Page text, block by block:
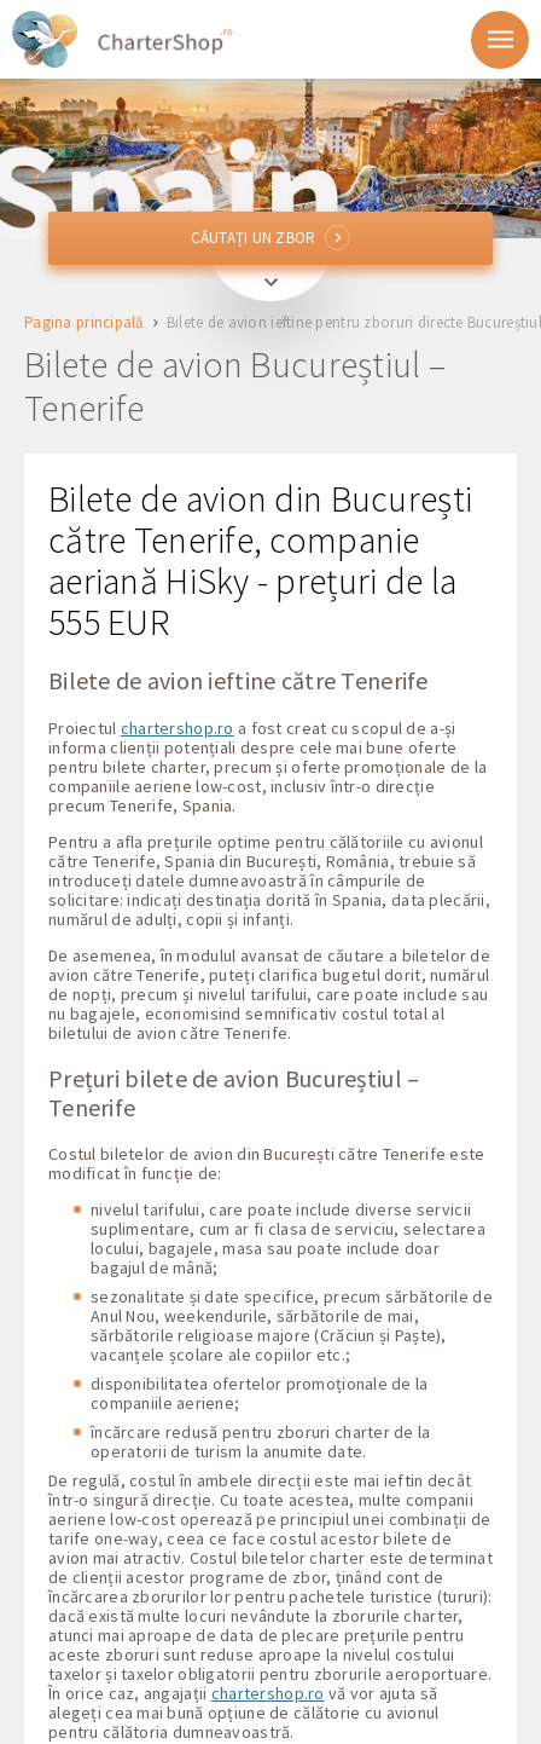
OTP, BBUBucureștiul, România
TFS, TFN Tenerife, Spania
Plecare
1 + 0 + 0
CĂUTAȚI UN ZBOR
CĂUTAȚI UN ZBOR
Pagina principală Bilete de avion ieftine pentru zboruri directe
Bilete de avion Bucureștiul –
Tenerife
Bilete de avion din București
către Tenerife, companie
aeriană HiSky - prețuri de la
555 EUR
Bilete de avion ieftine către Tenerife
Proiectul chartershop.ro a fost creat cu scopul de a-și
informa clienții potențiali despre cele mai bune oferte
pentru bilete charter, precum și oferte promoționale de la
companiile aeriene low-cost, inclusiv într-o direcție
precum Tenerife, Spania.
Pentru a afla prețurile optime pentru călătoriile cu avionul
către Tenerife, Spania din București, România, trebuie să
introduceți datele dumneavoastră în câmpurile de
solicitare: indicați destinația dorită în Spania, data plecării,
numărul de adulți, copii și infanți.
De asemenea, în modulul avansat de căutare a biletelor de
avion către Tenerife, puteți clarifica bugetul dorit, numărul
de nopți, precum și nivelul tarifului, care poate include sau
nu bagajele, economisind semnificativ costul total al
biletului de avion către Tenerife.
Prețuri bilete de avion Bucureștiul –
Tenerife
Costul biletelor de avion din București către Tenerife este
modificat în funcție de:
nivelul tarifului, care poate include diverse servicii
suplimentare, cum ar fi clasa de serviciu, selectarea
locului, bagajele, masa sau poate include doar
bagajul de mână;
sezonalitate și date specifice, precum sărbătorile de
Anul Nou, weekendurile, sărbătorile de mai,
sărbătorile religioase majore (Crăciun și Paște),
vacanțele școlare ale copiilor etc.;
disponibilitatea ofertelor promoționale de la
companiile aeriene;
încărcare redusă pentru zboruri charter de la
operatorii de turism la anumite date.
De regulă, costul în ambele direcții este mai ieftin decât
într-o singură direcție. Cu toate acestea, multe companii
aeriene low-cost operează pe principiul unei combinații de
tarife one-way, ceea ce face costul acestor bilete de
avion mai atractiv. Costul biletelor charter este determinat
de clienții acestor programe de zbor, ținând cont de
încărcarea zborurilor lor pentru pachetele turistice (tururi):
dacă există multe locuri nevândute la zborurile charter,
atunci mai aproape de data de plecare prețurile pentru
aceste zboruri sunt reduse aproape la nivelul costului
taxelor și taxelor obligatorii pentru zborurile aeroportuare.
În orice caz, angajații chartershop.ro vă vor ajuta să
alegeți cea mai bună opțiune de călătorie cu avionul
pentru călătoria dumneavoastră.